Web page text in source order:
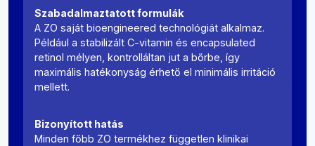
Szabadalmaztatott formulák
A ZO saját bioengineered technológiát alkalmaz.
Például a stabilizált C-vitamin és encapsulated
retinol mélyen, kontrolláltan jut a bőrbe, így
maximális hatékonyság érhető el minimális irritáció
mellett.
Bizonyított hatás
Minden főbb ZO termékhez független klinikai